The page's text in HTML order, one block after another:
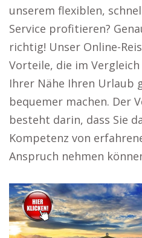
unserem flexiblen,
Service profitieren?
richtig! Unser Online-
Vorteile, die im
Ihrer Nähe Ihren Urlaub
bequemer machen. Der
besteht darin, dass Sie
Kompetenz von
Anspruch nehmen